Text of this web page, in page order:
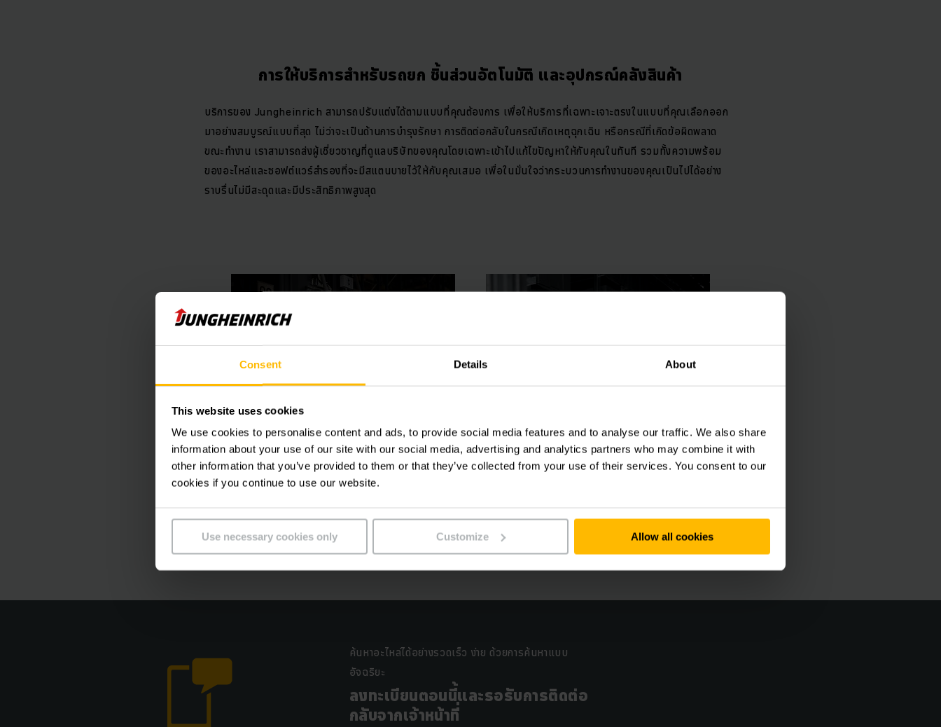
Consent Details About
This website uses cookies
We use cookies to personalise content and ads, to provide social media features and to analyse our traffic. We also share
information about your use of our site with our social media, advertising and analytics partners who may combine it with
other information that you’ve provided to them or that they’ve collected from your use of their services. You consent to our
cookies if you continue to use our website.
Use necessary cookies only Customize Allow all cookies
รถยก ระบบอัตโนมัติหรืออุปกรณ์ที่ชำรุด ส่งผลให้กระบวนการทำงานของคุณหยุดชะงักและอาจส่งผลกระทบด้านอื่นในวงกว้าง
เพราะไม่เพียงแต่การผลิตที่หยุดชะงักเท่านั้น คุณต้องแข่งขันกับเวลา และต้นทุนที่ยังคงดำเนินอยู่อย่างต่อเนื่องทุกวินาที และ
เพื่อแก้ไขหรือหลีกเลี่ยงข้อผิดพลาดส่วนนั้น การมีพาร์ทเนอร์ที่สามารถให้บริการคุณได้อยู่เคียงข้าง คอยสนับสนุนและดูแล
ธุรกิจของคุณ จะช่วยให้คุณดำเนินงานไปได้อย่างราบรื่น และพร้อมรับมือกับทุกปัญหา เราขอแนะนำแพคเกจบริการเต็มรูป
แบบ (Full Service Package) ที่ครอบคลุมทุกความกังวลของคุณ ทำให้คุณอุ่นใจในการปฏิบัติงาน เพราะจะคอยมีเรา
การให้บริการสำหรับรถยก ชิ้นส่วนอัตโนมัติ และอุปกรณ์คลังสินค้า
บริการของ Jungheinrich สามารถปรับแต่งได้ตามแบบที่คุณต้องการ เพื่อให้บริการที่เฉพาะเจาะตรงในแบบที่คุณเลือกออก
มาอย่างสมบูรณ์แบบที่สุด ไม่ว่าจะเป็นด้านการบำรุงรักษา การติดต่อกลับในกรณีเกิดเหตุฉุกเฉิน หรือกรณีที่เกิดข้อผิดพลาด
ขณะทำงาน เราสามารถส่งผู้เชี่ยวชาญที่ดูแลบริษัทของคุณโดยเฉพาะเข้าไปแก้ไขปัญหาให้กับคุณในทันที รวมทั้งความพร้อม
ของอะไหล่และซอฟต์แวร์สำรองที่จะมีสแตนบายไว้ให้กับคุณเสมอ เพื่อในมั่นใจว่ากระบวนการทำงานของคุณเป็นไปได้อย่าง
ราบรื่นไม่มีสะดุดและมีประสิทธิภาพสูงสุด
ไม่ต้องกังวลเรื่องเวลาหยุดทำงานอีกต่อไป
บริการดูแลและบำรุงรักษารถ
โฟล์คลิฟท์ไฟฟ้า
เราพยายามอย่างเต็มที่เพื่อคุณ 24 ชั่วโมงต่อ
อัตโนมัติ
ค้นหาอะไหล่ได้อย่างรวดเร็ว ง่าย ด้วยการค้นหาแบบ
อัจฉริยะ
ลงทะเบียนตอนนี้และรอรับการติดต่อ
กลับจากเจ้าหน้าที่